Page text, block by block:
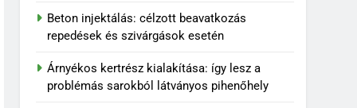
Beton injektálás: célzott beavatkozás
repedések és szivárgások esetén
Árnyékos kertrész kialakítása: így lesz a
problémás sarokból látványos pihenőhely
mégis könnyen
fenntartható udvart
KERT ÉS TERASZ
8
Szorbitol: Hatások,